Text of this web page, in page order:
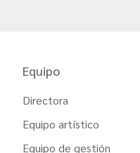
Equipo
Directora
Equipo artístico
Equipo de gestión